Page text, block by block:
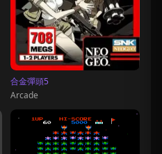
合金彈頭5
Arcade